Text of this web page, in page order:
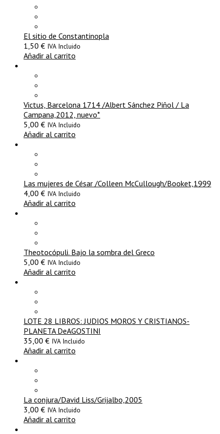
El sitio de Constantinopla
1,50 € IVA Incluido
Añadir al carrito
Victus, Barcelona 1714 /Albert Sánchez Piñol / La
Campana,2012, nuevo*
5,00 € IVA Incluido
Añadir al carrito
Las mujeres de César /Colleen McCullough/Booket,1999
4,00 € IVA Incluido
Añadir al carrito
Theotocópuli. Bajo la sombra del Greco
5,00 € IVA Incluido
Añadir al carrito
LOTE 28 LIBROS: JUDIOS MOROS Y CRISTIANOS-
PLANETA DeAGOSTINI
35,00 € IVA Incluido
Añadir al carrito
La conjura/David Liss/Grijalbo,2005
3,00 € IVA Incluido
Añadir al carrito